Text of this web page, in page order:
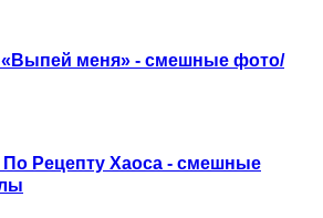
меня» - смешные фото/
Рецепту Хаоса - смешные